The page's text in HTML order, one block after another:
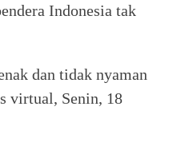
Indonesia tak
dan tidak nyaman
virtual, Senin, 18